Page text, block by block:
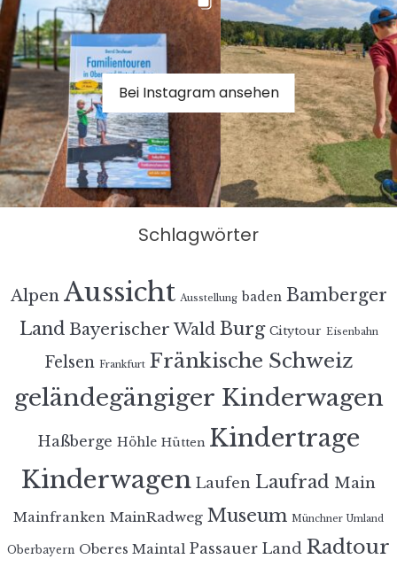
Bei Instagram ansehen
Schlagwörter
Alpen Aussicht Ausstellung baden Bamberger
Land Bayerischer Wald Burg Citytour Eisenbahn
Felsen Frankfurt Fränkische Schweiz
geländegängiger Kinderwagen
Haßberge Höhle Hütten Kindertrage
Kinderwagen Laufen Laufrad Main
Mainfranken MainRadweg Museum Münchner Umland
Oberbayern Oberes Maintal Passauer Land Radtour